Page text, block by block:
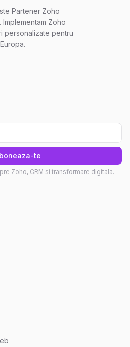
Partener Zoho
Implementam Zoho
personalizate pentru
te
Zoho, CRM si transformare digitala.